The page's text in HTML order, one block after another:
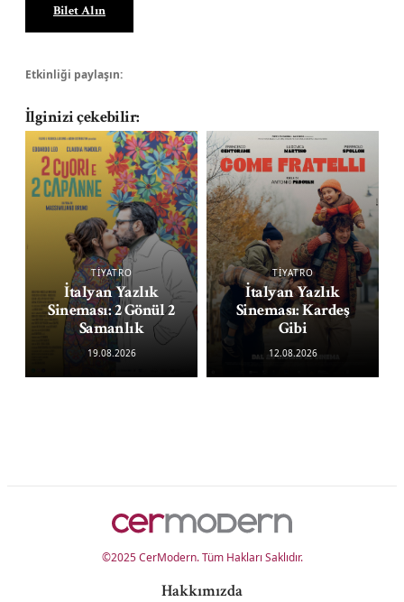
Bilet Alın
Etkinliği paylaşın:
İlginizi çekebilir:
TİYATRO
İtalyan Yazlık
Sineması: 2 Gönül 2
Samanlık
19.08.2026
TİYATRO
İtalyan Yazlık
Sineması: Kardeş
Gibi
12.08.2026
©2025 CerModern. Tüm Hakları Saklıdır.
Hakkımızda